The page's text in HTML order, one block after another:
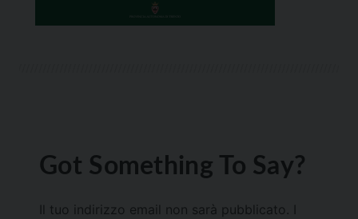
Got Something To Say?
Il tuo indirizzo email non sarà pubblicato.